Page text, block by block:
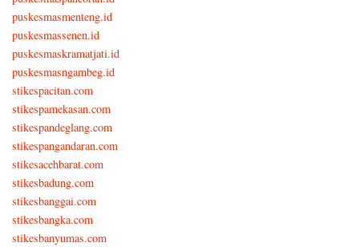
puskesmasmenteng.id
puskesmassenen.id
puskesmaskramatjati.id
puskesmasngambeg.id
stikespacitan.com
stikespamekasan.com
stikespandeglang.com
stikespangandaran.com
stikesacehbarat.com
stikesbadung.com
stikesbanggai.com
stikesbangka.com
stikesbanyumas.com